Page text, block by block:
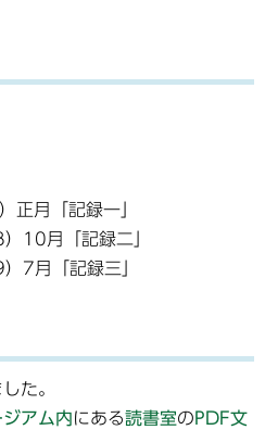
月「記録一」
10月「記録二」
7月「記録三」
た。
アム内にある読書室のPDF文